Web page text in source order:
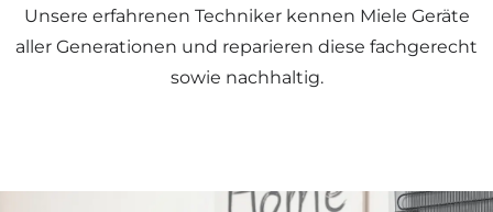
Unsere erfahrenen Techniker kennen Miele Geräte
aller Generationen und reparieren diese fachgerecht
sowie nachhaltig.